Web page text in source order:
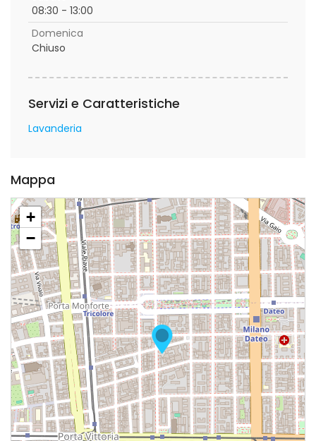
08:30 - 13:00
Domenica
Chiuso
Servizi e Caratteristiche
Lavanderia
Mappa
+
−